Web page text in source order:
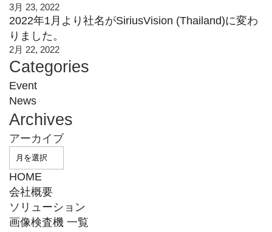
3月 23, 2022
2022年1月より社名がSiriusVision (Thailand)に変わ
りました。
2月 22, 2022
Categories
Event
News
Archives
アーカイブ
HOME
会社概要
ソリューション
画像検査機 一覧